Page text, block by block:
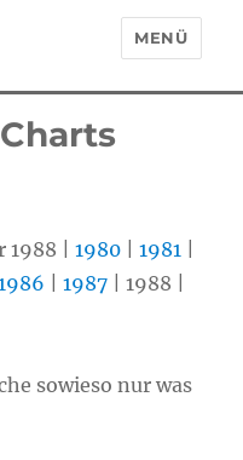
MENÜ
1988 |1980 |1981
|1987 | 1988 |
sowieso nur was